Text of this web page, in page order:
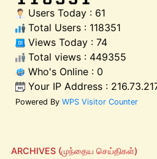
Users Today : 61
Total Users : 118351
Views Today : 74
Total views : 449355
Who's Online : 0
Your IP Address :
Powered By WPS Visitor Counter
ARCHIVES (முந்தைய செய்திகள்)